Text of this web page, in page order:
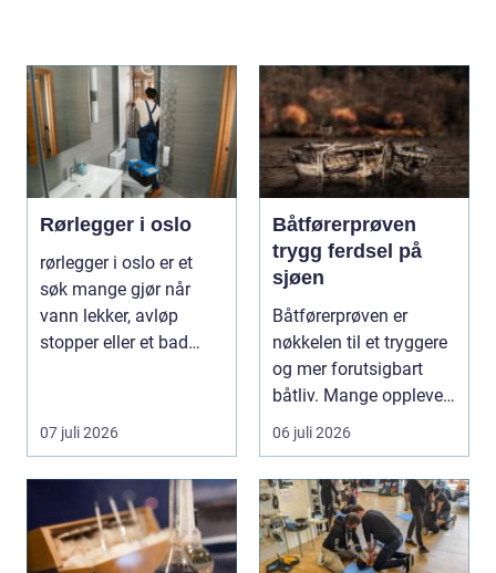
Rørlegger i oslo
rørlegger i oslo er et
søk mange gjør når
vann lekker, avløp
stopper eller et bad
07 juli 2026
Båtførerprøven
trygg ferdsel på
sjøen
Båtførerprøven er
nøkkelen til et tryggere
og mer forutsigbart
båtliv. Mange opplever
at det å ta bå...
06 juli 2026